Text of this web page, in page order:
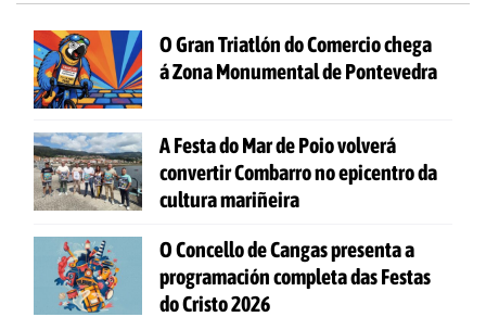
O Gran Triatlón do Comercio chega
á Zona Monumental de Pontevedra
A Festa do Mar de Poio volverá
convertir Combarro no epicentro da
cultura mariñeira
O Concello de Cangas presenta a
programación completa das Festas
do Cristo 2026